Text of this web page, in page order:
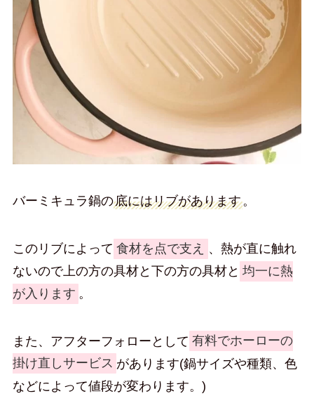
バーミキュラ鍋の底にはリブがあります。
このリブによって 食材を点で支え
、熱が直に触れ
ないので上の方の具材と下の方の具材と 均一に熱
が入ります 。
また、アフターフォローとして 有料でホーローの
掛け直しサービス があります(鍋サイズや種類、色
などによって値段が変わります。)